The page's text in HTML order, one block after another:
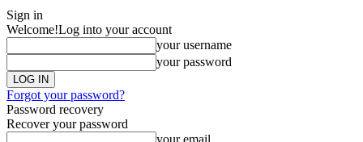
Sign in
Welcome!Log into your account
your username
your password
Forgot your password?
Password recovery
Recover your password
your email